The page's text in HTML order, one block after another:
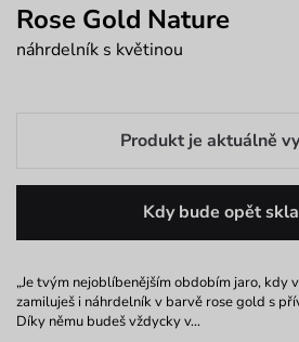
Rose Gold Nature
náhrdelník s květinou
Produkt je aktuálně
Kdy bude opět
„Je tvým nejoblíbenějším obdobím jaro, kdy
zamiluješ i náhrdelník v barvě rose gold s
Díky němu budeš vždycky v…